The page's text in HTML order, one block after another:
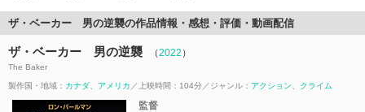
ザ・ベーカー 男の逆襲の作品情報・感想・評価・動画配信
ザ・ベーカー 男の逆襲 （2022 ）
The Baker
製作国・地域： カナダ アメリカ 上映時間：104分 ジャンル： アクション クライム
監督